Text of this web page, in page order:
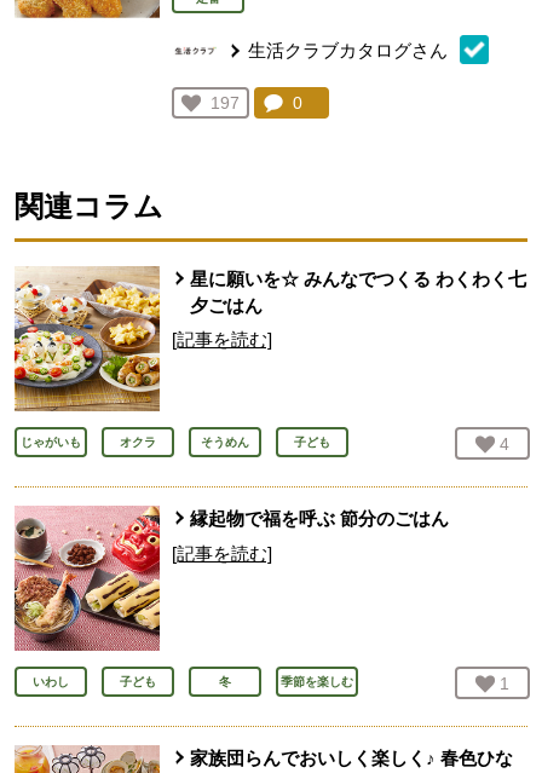
生活クラブカタログさん
お気に入り登録：
197
人が登録
コメント：
0
関連コラム
星に願いを☆ みんなでつくる わくわく七
夕ごはん
[記事を読む]
じゃがいも オクラ そうめん 子ども お気
4
縁起物で福を呼ぶ 節分のごはん
[記事を読む]
いわし 子ども 冬 季節を楽しむ お気
1
家族団らんでおいしく楽しく♪ 春色ひな